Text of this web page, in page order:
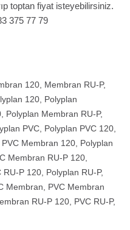
toptan fiyat isteyebilirsiniz.
375 77 79
120 Membran RU-P,
120 Polyplan
Polyplan Membran RU-P,
PVC Polyplan PVC 120
PVC Membran 120 Polyplan
Membran RU-P 120
RU-P 120 Polyplan RU-P,
Membran
PVC Membran
RU-P 120 PVC RU-P,